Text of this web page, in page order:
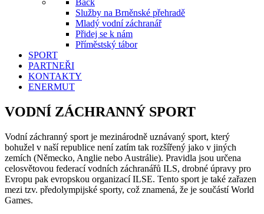
Back
Služby na Brněnské přehradě
Mladý vodní záchranář
Přidej se k nám
Příměstský tábor
SPORT
PARTNEŘI
KONTAKTY
ENERMUT
VODNÍ ZÁCHRANNÝ SPORT
Vodní záchranný sport je mezinárodně uznávaný sport, který
bohužel v naší republice není zatím tak rozšířený jako v jiných
zemích (Německo, Anglie nebo Austrálie). Pravidla jsou určena
celosvětovou federací vodních záchranářů ILS, drobné úpravy pro
Evropu pak evropskou organizací ILSE. Tento sport je také zařazen
mezi tzv. předolympijské sporty, což znamená, že je součástí World
Games.